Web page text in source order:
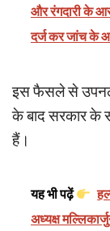
और रंगदारी के
दर्ज कर जांच के
इस फैसले से उपनल
के बाद सरकार के
हैं।
यह भी पढ़ें
अध्यक्ष